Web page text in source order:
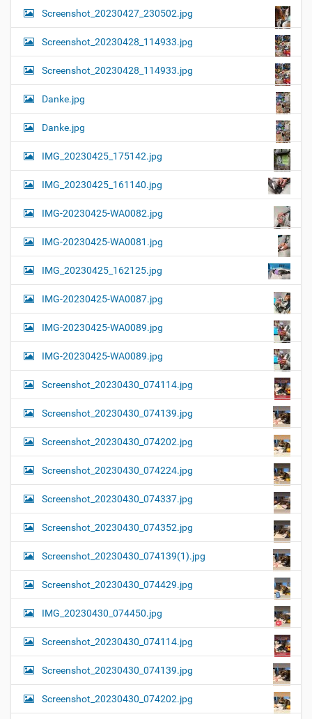
Screenshot_20230427_230502.jpg
Screenshot_20230428_114933.jpg
Screenshot_20230428_114933.jpg
Danke.jpg
Danke.jpg
IMG_20230425_175142.jpg
IMG_20230425_161140.jpg
IMG-20230425-WA0082.jpg
IMG-20230425-WA0081.jpg
IMG_20230425_162125.jpg
IMG-20230425-WA0087.jpg
IMG-20230425-WA0089.jpg
IMG-20230425-WA0089.jpg
Screenshot_20230430_074114.jpg
Screenshot_20230430_074139.jpg
Screenshot_20230430_074202.jpg
Screenshot_20230430_074224.jpg
Screenshot_20230430_074337.jpg
Screenshot_20230430_074352.jpg
Screenshot_20230430_074139(1).jpg
Screenshot_20230430_074429.jpg
IMG_20230430_074450.jpg
Screenshot_20230430_074114.jpg
Screenshot_20230430_074139.jpg
Screenshot_20230430_074202.jpg